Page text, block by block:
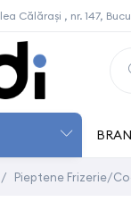
Călărași , nr. 147,
/ Pieptene Frizerie/